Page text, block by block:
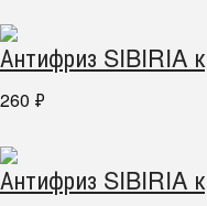
Антифриз SIBIRIA
260 ₽
Антифриз SIBIRIA